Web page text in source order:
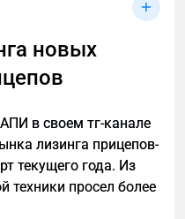
грузов не
режимов,
ЕЭК ООН.
новых
в своем тг-канале
лизинга прицепов-
текущего года. Из
техники просел более